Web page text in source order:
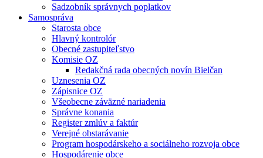
Sadzobník správnych poplatkov
Samospráva
Starosta obce
Hlavný kontrolór
Obecné zastupiteľstvo
Komisie OZ
Redakčná rada obecných novín Bielčan
Uznesenia OZ
Zápisnice OZ
Všeobecne záväzné nariadenia
Správne konania
Register zmlúv a faktúr
Verejné obstarávanie
Program hospodárskeho a sociálneho rozvoja obce
Hospodárenie obce